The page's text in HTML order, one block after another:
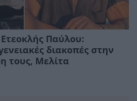
Ετεοκλής Παύλου:
διακοπές στην
τους, Μελίτα